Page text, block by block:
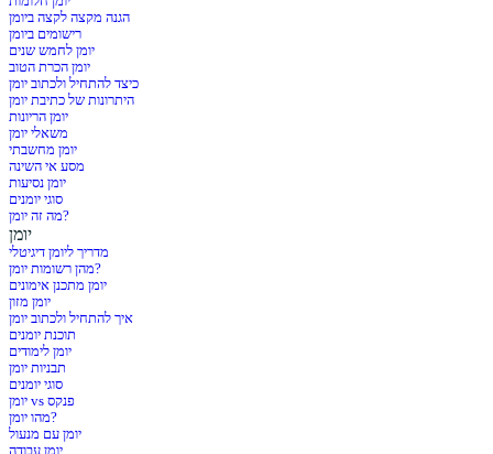
הגנה מקצה לקצה ביומן
רישומים ביומן
יומן לחמש שנים
יומן הכרת הטוב
כיצד להתחיל ולכתוב יומן
היתרונות של כתיבת יומן
יומן הריונות
משאלי יומן
יומן מחשבתי
מסע אי השינה
יומן נסיעות
סוגי יומנים
מה זה יומן?
יומן
מדריך ליומן דיגיטלי
מהן רשומות יומן?
יומן מתכנן אימונים
יומן מזון
איך להתחיל ולכתוב יומן
תוכנת יומנים
יומן לימודים
תבניות יומן
סוגי יומנים
יומן vs פנקס
מהו יומן?
יומן עם מנעול
יומן עבודה